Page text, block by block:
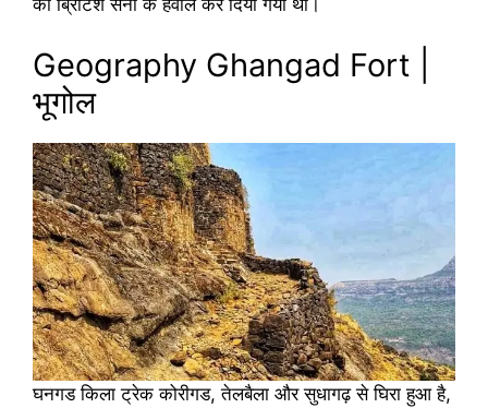
को ब्रिटिश सेना के हवाले कर दिया गया था।
Geography Ghangad Fort |
भूगोल
घनगड किला ट्रेक कोरीगड, तेलबैला और सुधागढ़ से घिरा हुआ है,